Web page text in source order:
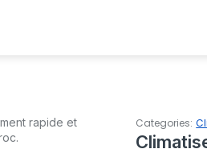
Categories: